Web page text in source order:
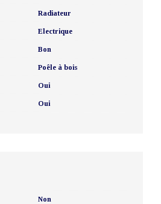
Radiateur
Electrique
Bon
Poêle à bois
Oui
Oui
Non